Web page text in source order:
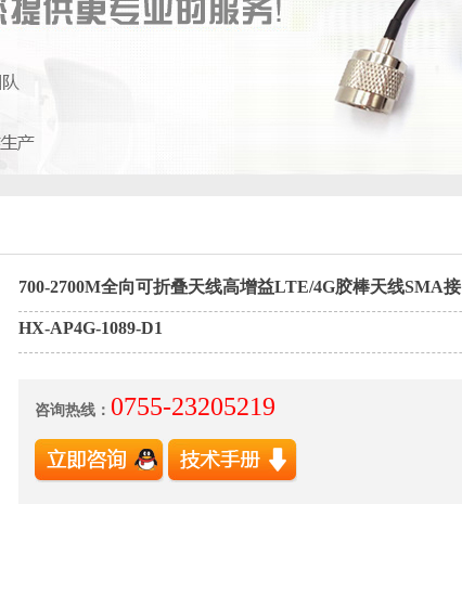
700-2700M全向可折叠天线高增益LTE/4G胶棒天线SMA接
HX-AP4G-1089-D1
咨询热线： 0755-23205219